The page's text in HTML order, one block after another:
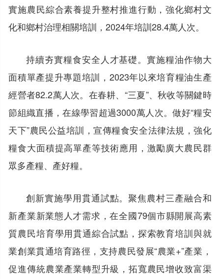
實施農民綜合素養提升整村推進行動，強化鄉村文
化和鄉村治理相關培訓，2024年培訓28.4萬人次。
持續夯實糧食安全人才基礎。實施糧油作物大
面積單產提升專題培訓，2023年以來培育糧油生產
經營者82.2萬人次。在春耕、“三夏”、秋收等關鍵時
節組織直播，在線學習超過3000萬人次。做好“糧安
天下”農民公益培訓，宣傳糧食安全法律法規，強化
糧食大面積提高單產等技術應用，激勵廣大農民群
眾多產糧、產好糧。
創新實施學用貫通試點。聚焦農村三產融合和
新產業新業態人才需求，在全國79個市縣開展高素
質農民培育學用貫通綜合試點，探索教育培訓與就
業創業貫通培育路徑，支持農民發展“農業+”產業，
促進傳統農業產業轉型升級，拓寬農民增收致富渠